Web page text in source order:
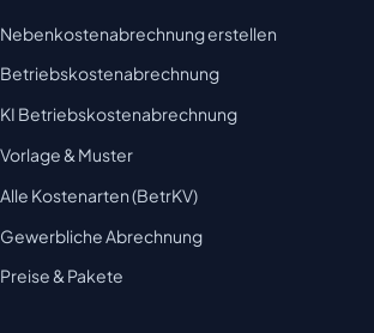
Nebenkostenabrechnung erstellen
Betriebskostenabrechnung
KI Betriebskostenabrechnung
Vorlage & Muster
Alle Kostenarten (BetrKV)
Gewerbliche Abrechnung
Preise & Pakete